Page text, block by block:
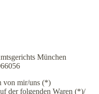
München
von mir/uns (*)
der folgenden Waren (*)/